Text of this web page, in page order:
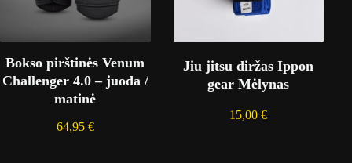
Bokso pirštinės Venum
Challenger 4.0 – juoda /
matinė
64,95 €
Jiu jitsu diržas Ippon
gear Mėlynas
15,00€